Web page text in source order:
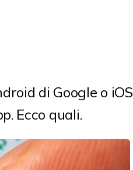
di Google o iOS
Ecco quali.